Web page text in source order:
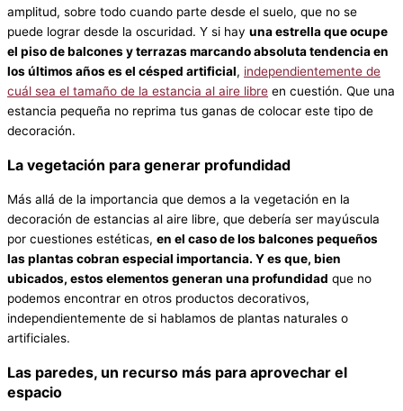
amplitud, sobre todo cuando parte desde el suelo, que no se
puede lograr desde la oscuridad. Y si hay una estrella que ocupe
el piso de balcones y terrazas marcando absoluta tendencia en
los últimos años es el césped artificial, independientemente de
cuál sea el tamaño de la estancia al aire libre en cuestión. Que una
estancia pequeña no reprima tus ganas de colocar este tipo de
decoración.
La vegetación para generar profundidad
Más allá de la importancia que demos a la vegetación en la
decoración de estancias al aire libre, que debería ser mayúscula
por cuestiones estéticas, en el caso de los balcones pequeños
las plantas cobran especial importancia. Y es que, bien
ubicados, estos elementos generan una profundidad que no
podemos encontrar en otros productos decorativos,
independientemente de si hablamos de plantas naturales o
artificiales.
Las paredes, un recurso más para aprovechar el
espacio